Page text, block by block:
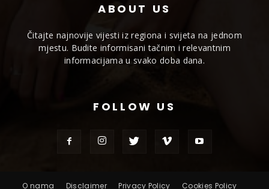
ABOUT US
Čitajte najnovije vijesti iz regiona i svijeta na jednom
mjestu. Budite informisani tačnim i relevantnim
informacijama u svako doba dana.
FOLLOW US
O nama Disclaimer Privacy Policy Cookies Policy